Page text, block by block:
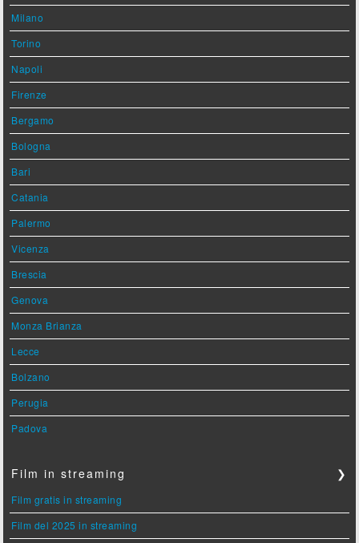
Milano
Torino
Napoli
Firenze
Bergamo
Bologna
Bari
Catania
Palermo
Vicenza
Brescia
Genova
Monza Brianza
Lecce
Bolzano
Perugia
Padova
Film in streaming ❯
Film gratis in streaming
Film del 2025 in streaming